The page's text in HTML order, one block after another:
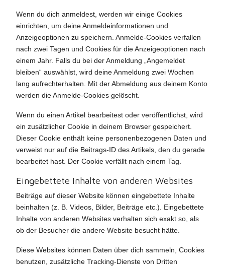
Wenn du dich anmeldest, werden wir einige Cookies
einrichten, um deine Anmeldeinformationen und
Anzeigeoptionen zu speichern. Anmelde-Cookies verfallen
nach zwei Tagen und Cookies für die Anzeigeoptionen nach
einem Jahr. Falls du bei der Anmeldung „Angemeldet
bleiben“ auswählst, wird deine Anmeldung zwei Wochen
lang aufrechterhalten. Mit der Abmeldung aus deinem Konto
werden die Anmelde-Cookies gelöscht.
Wenn du einen Artikel bearbeitest oder veröffentlichst, wird
ein zusätzlicher Cookie in deinem Browser gespeichert.
Dieser Cookie enthält keine personenbezogenen Daten und
verweist nur auf die Beitrags-ID des Artikels, den du gerade
bearbeitet hast. Der Cookie verfällt nach einem Tag.
Eingebettete Inhalte von anderen Websites
Beiträge auf dieser Website können eingebettete Inhalte
beinhalten (z. B. Videos, Bilder, Beiträge etc.). Eingebettete
Inhalte von anderen Websites verhalten sich exakt so, als
ob der Besucher die andere Website besucht hätte.
Diese Websites können Daten über dich sammeln, Cookies
benutzen, zusätzliche Tracking-Dienste von Dritten